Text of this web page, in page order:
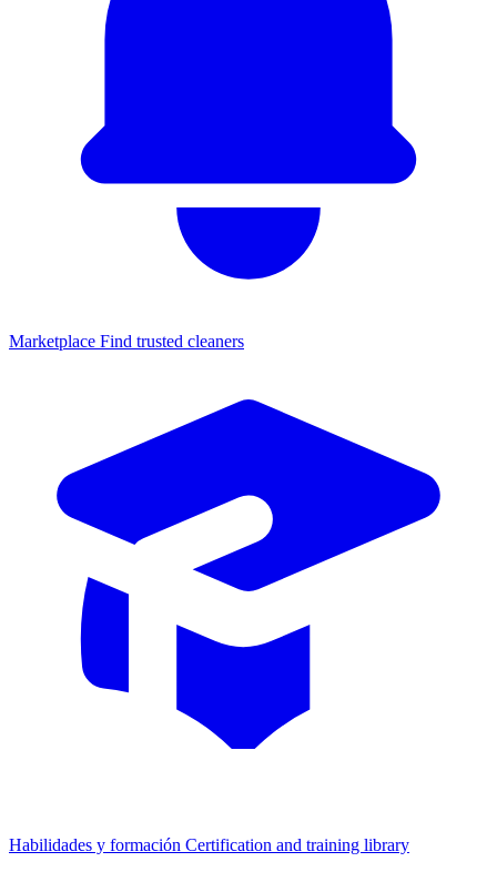
Marketplace Find trusted cleaners
Habilidades y formación Certification and training library